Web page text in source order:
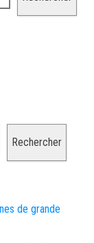
Rechercher
de grande